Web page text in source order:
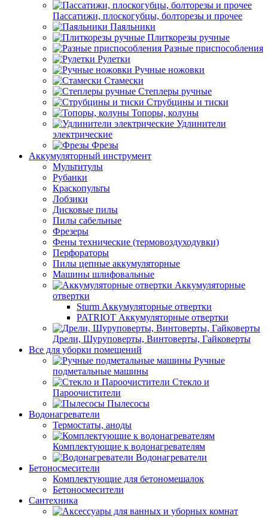
Пассатижи, плоскогубцы, болторезы и прочее
Паяльники
Плиткорезы ручные
Разные приспособления
Рулетки
Ручные ножовки
Стамески
Степлеры ручные
Струбцины и тиски
Топоры, колуны
Удлинители
электрические
Фрезы
Аккумуляторный инструмент
Мультитулы
Рубанки
Краскопульты
Лобзики
Дисковые пилы
Пилы сабельные
Фрезеры
Фены технические (термовоздуходувки)
Перфораторы
Пилы цепные аккумуляторные
Машины шлифовальные
Аккумуляторные
отвертки
Sturm Аккумуляторные отвертки
PATRIOT Аккумуляторные отвертки
Дрели, Шуруповерты, Винтоверты, Гайковерты
Все для уборки помещений
Ручные
подметальные машины
Стекло и
Пароочистители
Пылесосы
Водонагреватели
Термостаты, аноды
Комплектующие к водонагревателям
Водонагреватели
Бетоносмесители
Комплектующие для бетономешалок
Бетоносмесители
Сантехника